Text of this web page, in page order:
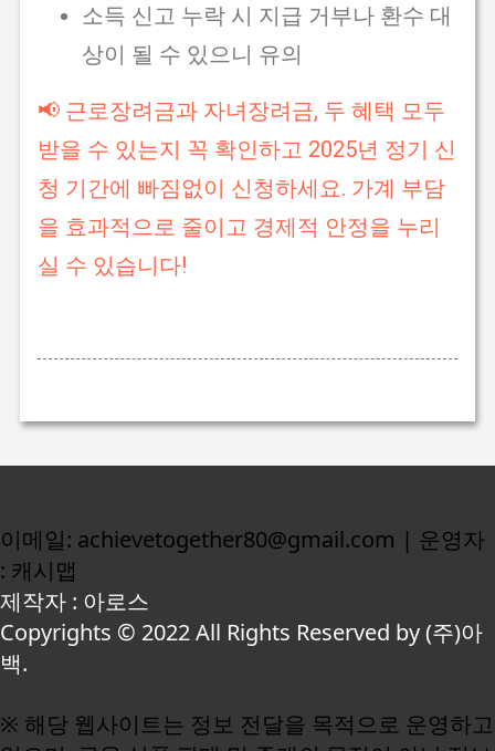
소득 신고 누락 시 지급 거부나 환수 대
상이 될 수 있으니 유의
📢 근로장려금과 자녀장려금, 두 혜택 모두
받을 수 있는지 꼭 확인하고 2025년 정기 신
청 기간에 빠짐없이 신청하세요. 가계 부담
을 효과적으로 줄이고 경제적 안정을 누리
실 수 있습니다!
이메일: achievetogether80@gmail.com | 운영자
: 캐시맵
제작자 : 아로스
Copyrights © 2022 All Rights Reserved by (주)아
백.
※ 해당 웹사이트는 정보 전달을 목적으로 운영하고